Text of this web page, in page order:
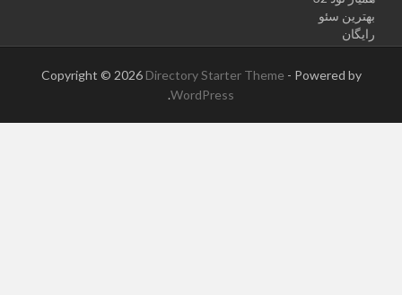
بهترین سئو
رایگان
Copyright © 2026 Directory Starter Theme - Powered by
WordPress
.